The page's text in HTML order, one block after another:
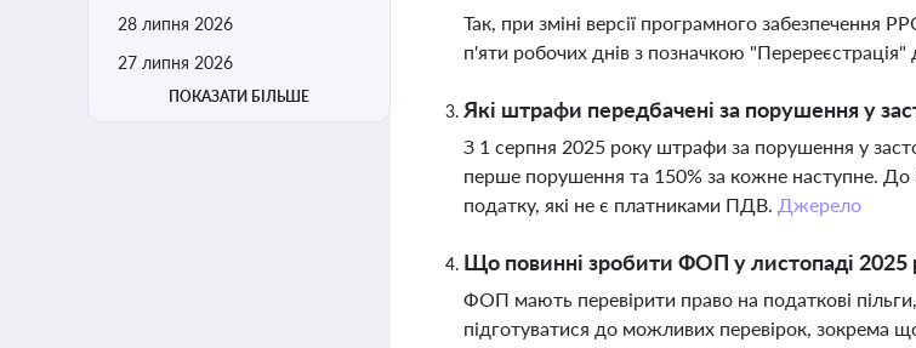
28 липня 2026
27 липня 2026
ПОКАЗАТИ БІЛЬШЕ
Так, при зміні версії програмного забезпечення
п'яти робочих днів з позначкою
Які штрафи передбачені за порушення у
З 1 серпня 2025 року штрафи за порушення у
перше порушення та 150% за кожне наступне.
податку, які не є платниками ПДВ. Джерело
Що повинні зробити ФОП у листопаді
ФОП мають перевірити право на податкові
підготуватися до можливих перевірок,